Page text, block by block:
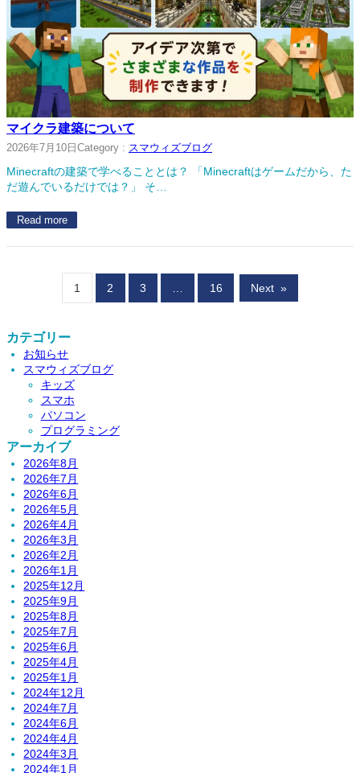
マイクラ建築について
2026年7月10日 Category : スマウィズブログ
Minecraftの建築で学べることとは？ 「Minecraftはゲームだから、た
だ遊んでいるだけでは？」 そ…
Read more
1 2 3 16 Next »
カテゴリー
お知らせ
スマウィズブログ
キッズ
スマホ
パソコン
プログラミング
アーカイブ
2026年8月
2026年7月
2026年6月
2026年5月
2026年4月
2026年3月
2026年2月
2026年1月
2025年12月
2025年9月
2025年8月
2025年7月
2025年6月
2025年4月
2025年1月
2024年12月
2024年7月
2024年6月
2024年4月
2024年3月
2024年1月